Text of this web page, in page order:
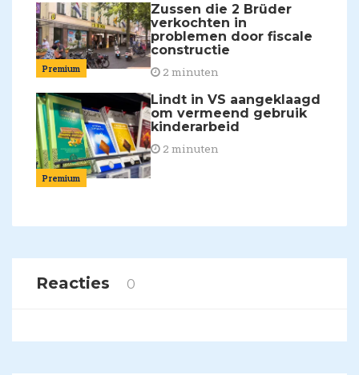
Premium
Zussen die 2 Brüder
verkochten in
problemen door fiscale
constructie
2 minuten
Premium
Lindt in VS aangeklaagd
om vermeend gebruik
kinderarbeid
2 minuten
Reacties 0